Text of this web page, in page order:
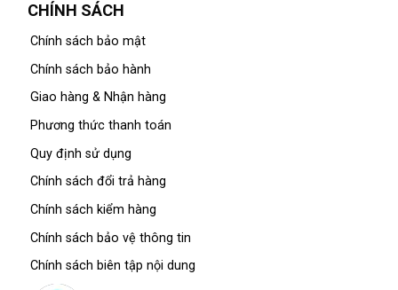
CHÍNH SÁCH
Chính sách bảo mật
Chính sách bảo hành
Giao hàng & Nhận hàng
Phương thức thanh toán
Quy định sử dụng
Chính sách đổi trả hàng
Chính sách kiểm hàng
Chính sách bảo vệ thông tin
Chính sách biên tập nội dung